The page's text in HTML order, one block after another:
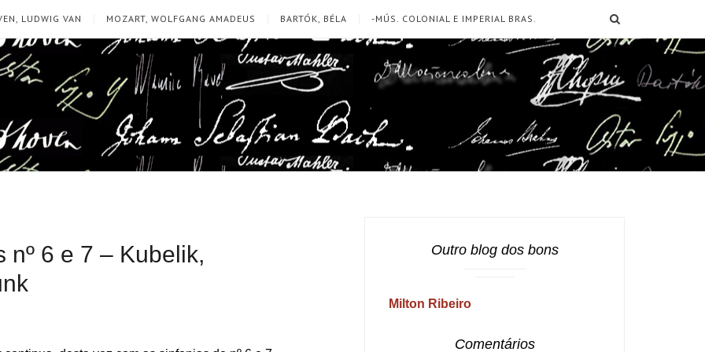
LUDWIG VAN MOZART, WOLFGANG AMADEUS BARTÓK, BÉLA -MÚS. COLONIAL E IMPERIAL BRAS.
nº 6 e 7 – Kubelik,
Outro blog dos bons
Milton Ribeiro
Comentários